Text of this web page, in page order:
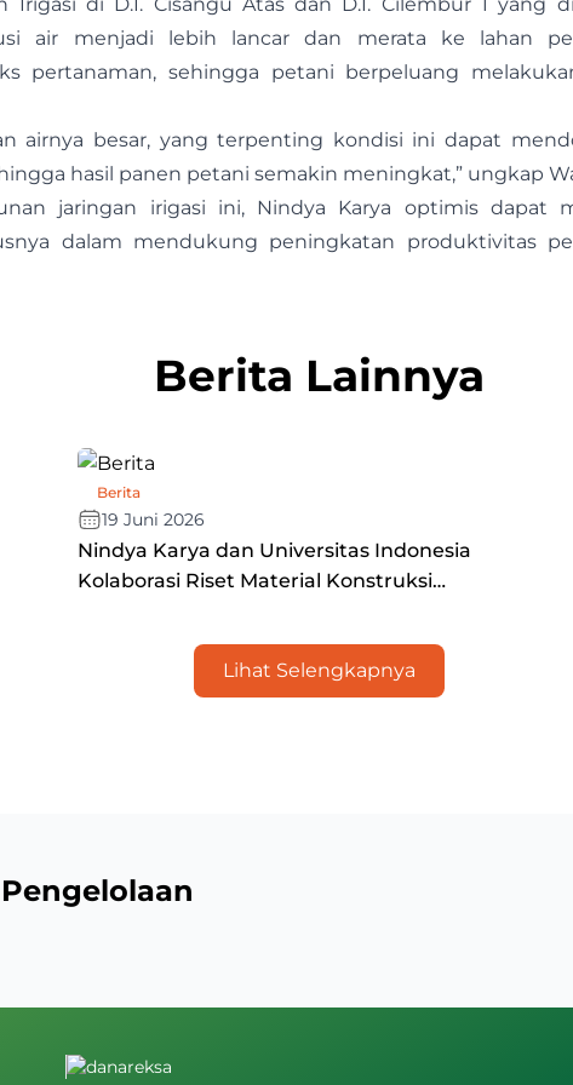
air menjadi lebih lancar dan merata ke lahan
pertanaman, sehingga petani berpeluang
airnya besar, yang terpenting kondisi ini dapat
hasil panen petani semakin meningkat,” ungkap
jaringan irigasi ini, Nindya Karya optimis dapat
dalam mendukung peningkatan produktivitas
Berita Lainnya
Berita
19 Juni 2026
Nindya Karya dan Universitas Indonesia
Kolaborasi Riset Material Konstruksi
Lihat Selengkapnya